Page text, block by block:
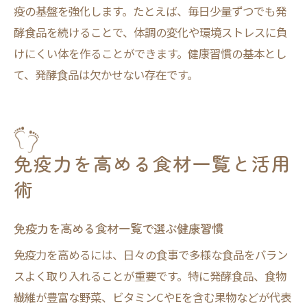
疫の基盤を強化します。たとえば、毎日少量ずつでも発
酵食品を続けることで、体調の変化や環境ストレスに負
けにくい体を作ることができます。健康習慣の基本とし
て、発酵食品は欠かせない存在です。
免疫力を高める食材一覧と活用
術
免疫力を高める食材一覧で選ぶ健康習慣
免疫力を高めるには、日々の食事で多様な食品をバラン
スよく取り入れることが重要です。特に発酵食品、食物
繊維が豊富な野菜、ビタミンCやEを含む果物などが代表